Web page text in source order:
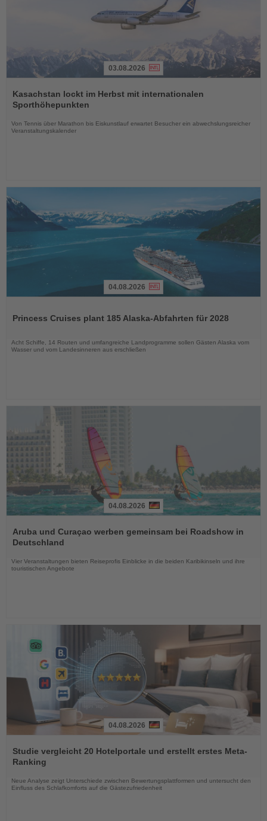
Sie
die
Nachrichten
03.08.2026
Kasachstan lockt im Herbst mit internationalen
Sporthöhepunkten
Von Tennis über Marathon bis Eiskunstlauf erwartet Besucher ein abwechslungsreicher
Veranstaltungskalender
die
04.08.2026
Princess Cruises plant 185 Alaska-Abfahrten für 2028
Acht Schiffe, 14 Routen und umfangreiche Landprogramme sollen Gästen Alaska vom
Wasser und vom Landesinneren aus erschließen
Sie
die
04.08.2026
Aruba und Curaçao werben gemeinsam bei Roadshow in
Deutschland
Vier Veranstaltungen bieten Reiseprofis Einblicke in die beiden Karibikinseln und ihre
touristischen Angebote
Sie
die
Nachrichten
04.08.2026
Studie vergleicht 20 Hotelportale und erstellt erstes Meta-
Ranking
Neue Analyse zeigt Unterschiede zwischen Bewertungsplattformen und untersucht den
Einfluss des Schlafkomforts auf die Gästezufriedenheit